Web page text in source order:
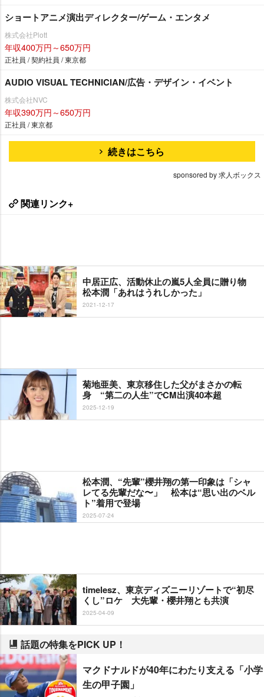
ショートアニメ演出ディレクター/ゲーム・エンタメ
株式会社Plott
年収400万円～650万円
正社員 / 契約社員 / 東京都
AUDIO VISUAL TECHNICIAN/広告・デザイン・イベント
株式会社NVC
年収390万円～650万円
正社員 / 東京都
続きはこちら
sponsored by 求人ボックス
関連リンク+
中居正広、活動休止の嵐5人全員に贈り物
松本潤「あれはうれしかった」
2021-12-17
菊地亜美、東京移住した父がまさかの転
身 “第二の人生”でCM出演40本超
2025-12-19
松本潤、“先輩”櫻井翔の第一印象は「シャ
レてる先輩だな〜」 松本は“思い出のベル
ト”着用で登場
2025-07-24
timelesz、東京ディズニーリゾートで“初尽
くし”ロケ 大先輩・櫻井翔とも共演
2025-04-09
話題の特集をPICK UP！
マクドナルドが40年にわたり支える「小学
生の甲子園」